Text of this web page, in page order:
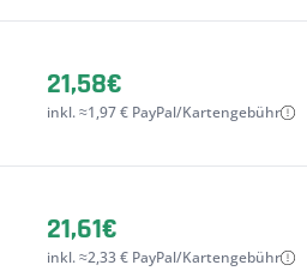
21,58€
inkl. ≈1,97 € PayPal/Kartengebühr
21,61€
inkl. ≈2,33 € PayPal/Kartengebühr